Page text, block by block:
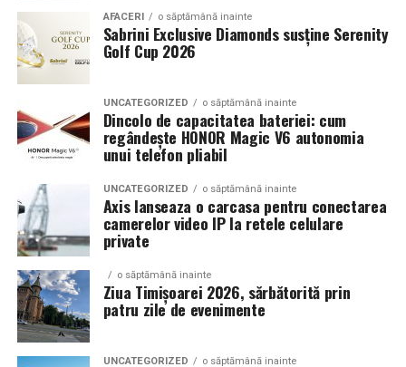
Echilibrul dintre estetica si utilizare reala
Un aspect specific evenimentelor auto din Cluj este
prezenta multor masini care nu sunt doar proiecte de
show, ci si vehicule utilizate zilnic. Proprietarii acestora
cauta solutii care sa le permita sa participe la
evenimente fara a sacrifica complet confortul sau
siguranta pe drumurile publice.
In acest context, anvelopele alese trebuie sa ofere un
echilibru intre aspect si functionalitate. Multi pasionati
opteaza pentru anvelope care arata bine la show, dar
care pot fi folosite si in conditii reale de trafic,
indiferent de vreme sau sezon.
De ce conteaza tipul de anvelopa la evenimentele din
Cluj
AFACERI o săptămână inainte
Sabrini Exclusive Diamonds susține Serenity
Golf Cup 2026
UNCATEGORIZED o săptămână inainte
Dincolo de capacitatea bateriei: cum
regândește HONOR Magic V6 autonomia
unui telefon pliabil
UNCATEGORIZED o săptămână inainte
Axis lanseaza o carcasa pentru conectarea
camerelor video IP la retele celulare
private
o săptămână inainte
Ziua Timișoarei 2026, sărbătorită prin
patru zile de evenimente
UNCATEGORIZED o săptămână inainte